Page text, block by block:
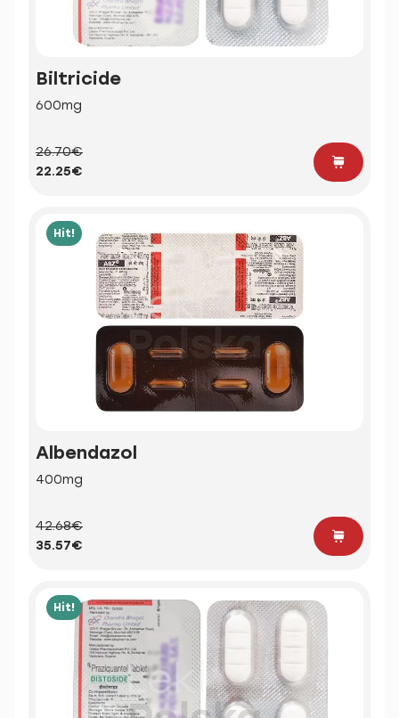
Biltricide
600mg
26.70€
22.25€
Hit!
Albendazol
400mg
42.68€
35.57€
Hit!